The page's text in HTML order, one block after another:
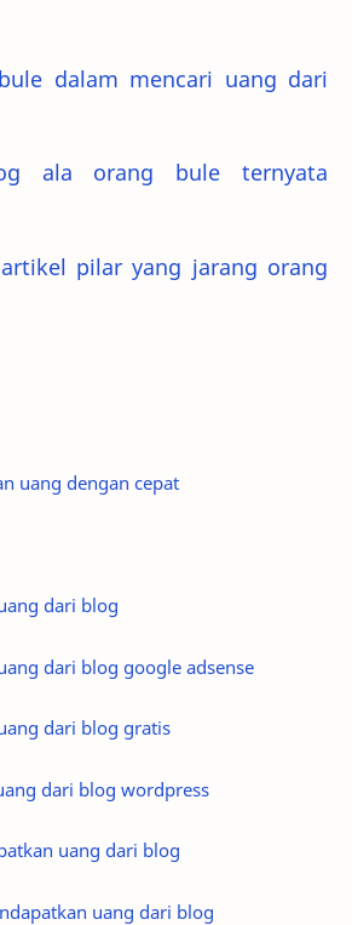
dalam mencari uang dari
ala orang bule ternyata
pilar yang jarang orang
uang dengan cepat
dari blog
dari blog google adsense
dari blog gratis
dari blog wordpress
uang dari blog
uang dari blog